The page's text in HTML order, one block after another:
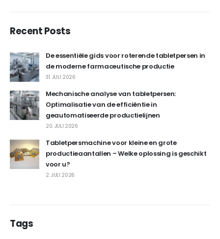
Recent Posts
De essentiële gids voor roterende tabletpersen in
de moderne farmaceutische productie
31. JULI 2026
Mechanische analyse van tabletpersen:
Optimalisatie van de efficiëntie in
geautomatiseerde productielijnen
20. JULI 2026
Tabletpersmachine voor kleine en grote
productieaantallen – Welke oplossing is geschikt
voor u?
2. JULI 2026
Tags